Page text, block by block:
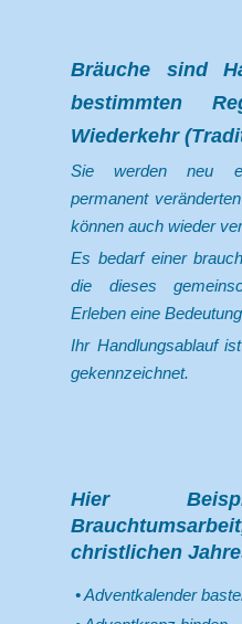
Bräuche sind
bestimmten
Wiederkehr
Sie werden neu
permanent
können auch wieder
Es bedarf einer
die dieses
Erleben eine
Ihr Handlungsablauf
gekennzeichnet.
Hier
christlichen
Adventkalender